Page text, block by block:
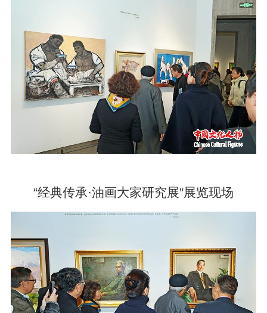
“经典传承·油画大家研究展”展览现场